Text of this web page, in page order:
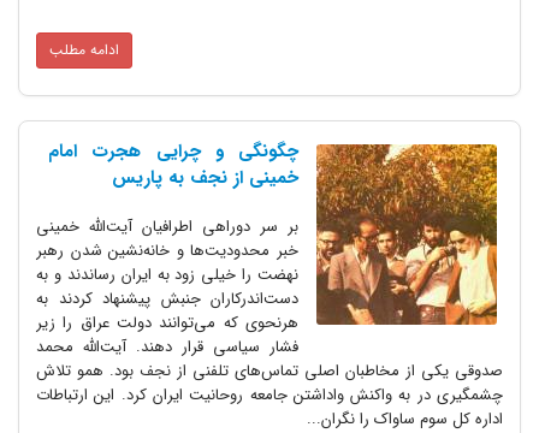
ادامه مطلب
چگونگی و چرایی هجرت امام
خمینی از نجف به پاریس
بر سر دوراهی اطرافیان آیت‌الله خمینی
خبر محدودیت‌ها و خانه‌نشین شدن رهبر
نهضت را خیلی زود به ایران رساندند و به
دست‌اندرکاران جنبش پیشنهاد کردند به
هرنحوی که می‌توانند دولت عراق را زیر
فشار سیاسی قرار دهند. آیت‌الله محمد
صدوقی یکی از مخاطبان اصلی تماس‌های تلفنی از نجف بود. همو تلاش
چشمگیری در به واکنش واداشتن جامعه روحانیت ایران کرد. این ارتباطات
اداره کل سوم ساواک را نگران...